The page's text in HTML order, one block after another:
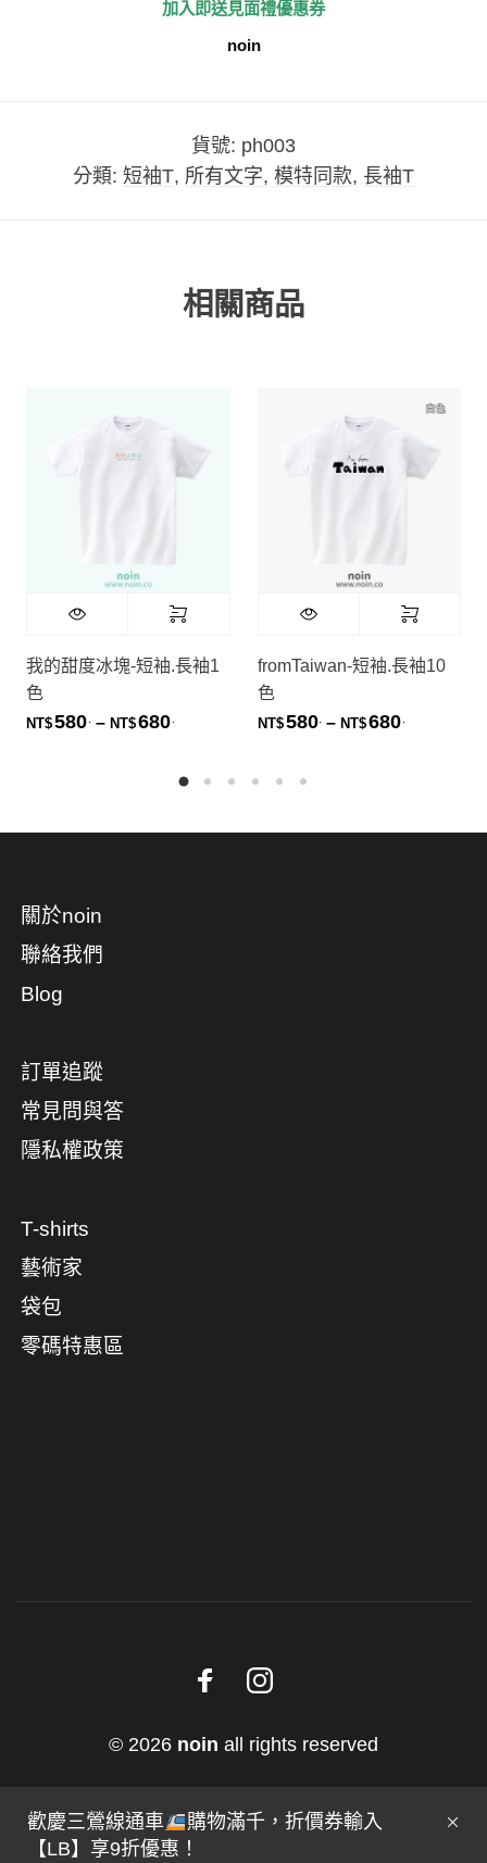
歡慶三鶯線通車
購物滿千，折價券輸入
【LB】享9折優惠！
加入即送見面禮優惠券
noin
貨號: ph003
分類: 短袖T, 所有文字, 模特同款, 長袖T
相關商品
我的甜度冰塊-短袖.長袖1
色
NT$580 – NT$680價格範圍：NT$580. 到 NT$680.
fromTaiwan-短袖.長袖10
色
NT$580 – NT$680
關於noin
聯絡我們
Blog
訂單追蹤
常見問與答
隱私權政策
T-shirts
藝術家
袋包
零碼特惠區
© 2026 noin all rights reserved